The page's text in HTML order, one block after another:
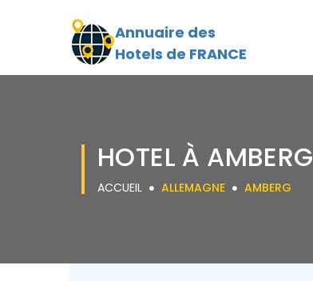
Annuaire des
Hotels de FRANCE
HOTEL À AMBERG
ACCUEIL ALLEMAGNE AMBERG